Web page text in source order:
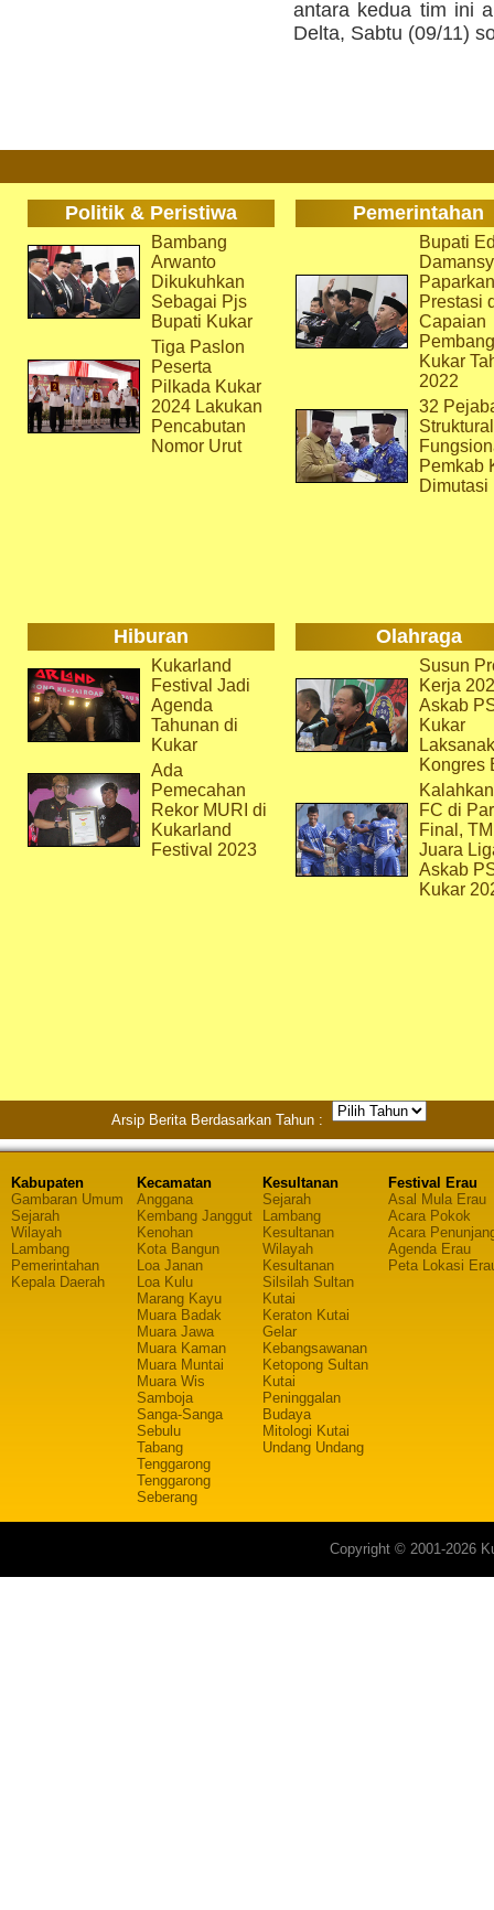
antara kedua tim ini
Delta, Sabtu (09/11)
Politik & Peristiwa Pemerintahan
Bambang
Arwanto
Dikukuhkan
Sebagai Pjs
Bupati Kukar
Tiga Paslon
Peserta
Pilkada Kukar
2024 Lakukan
Pencabutan
Nomor Urut
Bupati
Paparkan
Prestasi
Capaian
Kukar
2022
32
Pemkab
Dimutasi
Hiburan Olahraga
Kukarland
Festival Jadi
Agenda
Tahunan di
Kukar
Ada
Pemecahan
Rekor MURI di
Kukarland
Festival 2023
Susun
Kerja
Askab
Kukar
Kongres
FC di
Final,
Juara
Askab
Kukar
Arsip Berita Berdasarkan Tahun :
Kabupaten
Gambaran Umum
Sejarah
Wilayah
Lambang
Pemerintahan
Kepala Daerah
Kecamatan
Anggana
Kembang Janggut
Kenohan
Kota Bangun
Loa Janan
Loa Kulu
Marang Kayu
Muara Badak
Muara Jawa
Muara Kaman
Muara Muntai
Muara Wis
Samboja
Sanga-Sanga
Sebulu
Tabang
Tenggarong
Tenggarong
Seberang
Kesultanan
Sejarah
Lambang
Kesultanan
Wilayah
Kesultanan
Silsilah Sultan
Kutai
Keraton Kutai
Gelar
Kebangsawanan
Ketopong Sultan
Kutai
Peninggalan
Budaya
Mitologi Kutai
Undang Undang
Festival Erau
Asal Mula Erau
Acara Pokok
Acara
Agenda Erau
Peta Lokasi
Copyright © 2001-2026